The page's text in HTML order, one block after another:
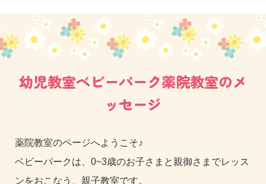
幼児教室ベビーパーク薬院教室のメ
ッセージ
薬院教室のページへようこそ♪
ベビーパークは、0~3歳のお子さまと親御さまでレッス
ンをおこなう、親子教室です。